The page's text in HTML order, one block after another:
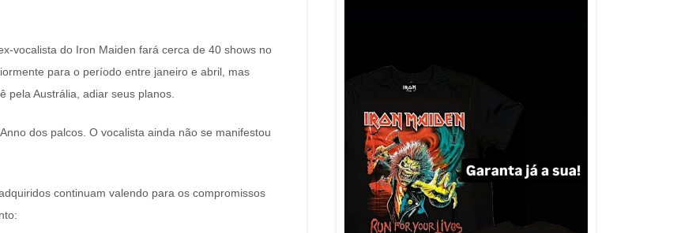
vocalista do Iron Maiden fará cerca de 40 shows no
para o período entre janeiro e abril, mas
pela Austrália, adiar seus planos.
dos palcos. O vocalista ainda não se manifestou
continuam valendo para os compromissos